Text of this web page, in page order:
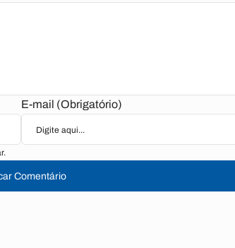
E-mail (Obrigatório)
Comentário